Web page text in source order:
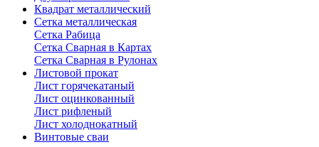
Квадрат металлический
Сетка металлическая
Сетка Рабица
Сетка Сварная в Картах
Сетка Сварная в Рулонах
Листовой прокат
Лист горячекатаный
Лист оцинкованный
Лист рифленый
Лист холоднокатный
Винтовые сваи